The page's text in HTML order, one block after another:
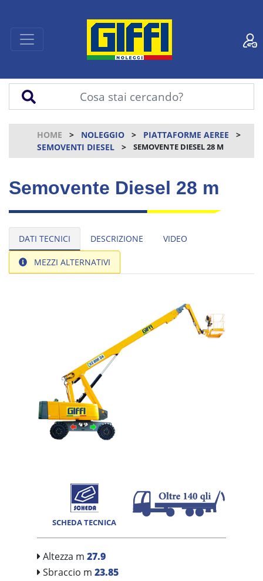
HOME NOLEGGIO
PIATTAFORME AEREE
SEMOVENTI DIESEL
SEMOVENTE DIESEL 28 M
Semovente Diesel 28 m
DATI TECNICI DESCRIZIONE VIDEO
MEZZI ALTERNATIVI
SCHEDA TECNICA
Altezza m 27.9
Sbraccio m 23.85